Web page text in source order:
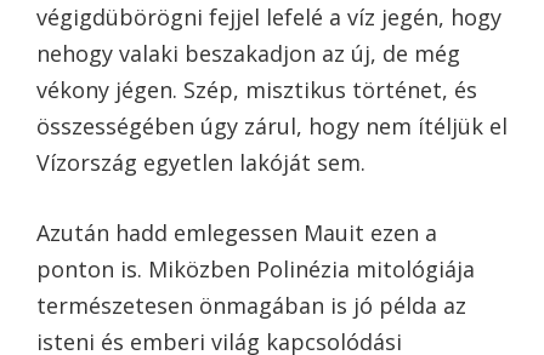
végigdübörögni fejjel lefelé a víz jegén, hogy
nehogy valaki beszakadjon az új, de még
vékony jégen. Szép, misztikus történet, és
összességében úgy zárul, hogy nem ítéljük el
Vízország egyetlen lakóját sem.
Azután hadd emlegessen Mauit ezen a
ponton is. Miközben Polinézia mitológiája
természetesen önmagában is jó példa az
isteni és emberi világ kapcsolódási